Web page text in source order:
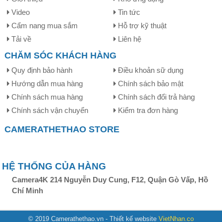
Cả 2 phiên bản đều liên kết trực tiếp với Laptop thông qua
cổng USB type C. Tuy nhiên, thay vì dùng 1 đầu type C
như phiên bản HAGIBIS UC33, phiên bản UC32 lại sử
dụng đến 2 đầu USB-C. Sự khác biệc này làm cho UC32
Macbook của Apple và cụ thể là những thiết bị có 2 cổng
Giới thiệu
Kho ứng dụng
Video
Tin tức
Tải về
CHĂM SÓC KHÁCH HÀNG
Quy định bảo hành
Điều khoản sữ dụng
Hướng dẫn mua hàng
Chính sách bảo mật
Chính sách vận chuyển
Kiểm tra đơn hàng
HỆ THỐNG CỦA HÀNG
Chí Minh